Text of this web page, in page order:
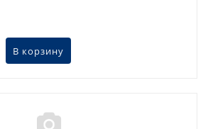
В корзину